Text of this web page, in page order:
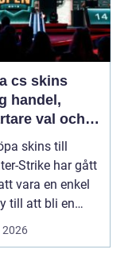
cs skins
handel,
val och
affärer
skins till
Strike har gått
vara en enkel
till att bli en
...
2026